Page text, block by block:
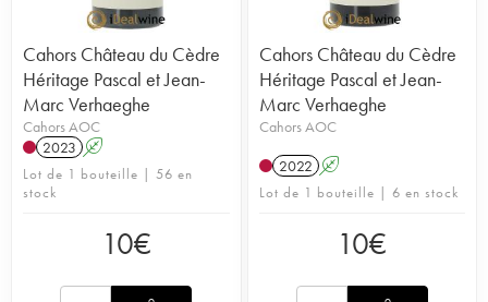
Cahors Château du Cèdre
Héritage Pascal et Jean-
Marc Verhaeghe
Cahors AOC
2023 A
Lot de 1 bouteille | 56 en
stock
10€
Cahors Château du Cèdre
Héritage Pascal et Jean-
Marc Verhaeghe
Cahors AOC
2022 A
Lot de 1 bouteille | 6 en stock
10€